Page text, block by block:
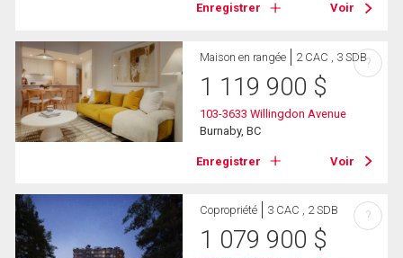
Enregistrer Voir
Maison en rangée 2 CAC , 3 SDB
1 119 900 $
103-3633 Willingdon Avenue
Burnaby, BC
Enregistrer Voir
?
Copropriété 3 CAC , 2 SDB
1 079 900 $
?